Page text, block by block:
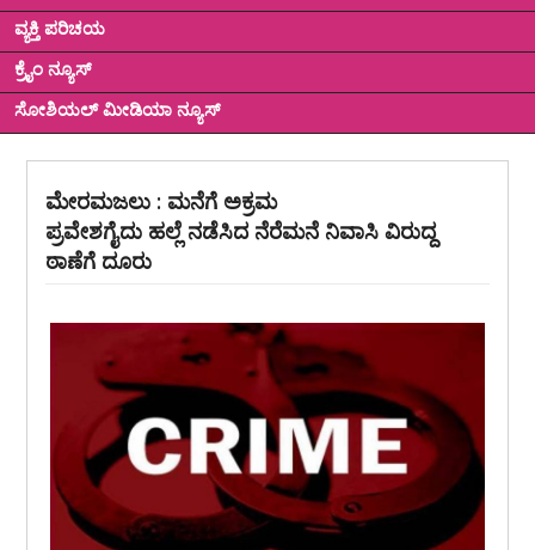
ವ್ಯಕ್ತಿ ಪರಿಚಯ
ಕ್ರೈಂ ನ್ಯೂಸ್
ಸೋಶಿಯಲ್ ಮೀಡಿಯಾ ನ್ಯೂಸ್
ಮೇರಮಜಲು : ಮನೆಗೆ ಅಕ್ರಮ
ಪ್ರವೇಶಗೈದು ಹಲ್ಲೆ ನಡೆಸಿದ ನೆರೆಮನೆ ನಿವಾಸಿ ವಿರುದ್ದ
ಠಾಣೆಗೆ ದೂರು